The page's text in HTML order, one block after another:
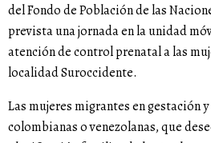
del Fondo de Población de las
prevista una jornada en la unidad
atención de control prenatal a las
localidad Suroccidente.
Las mujeres migrantes en gestación
colombianas o venezolanas, que